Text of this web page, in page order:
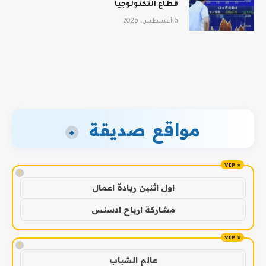
قطاع التكنولوجيا
6 أغسطس، 2026
مواقع صديقة +
!
اول اثنين ريادة اعمال
مشاركة ارباح ادسنس
!
عالم الشباب